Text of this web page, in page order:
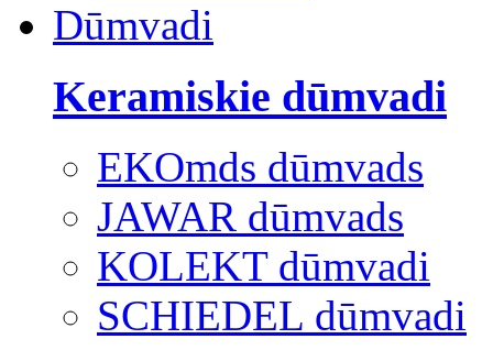
Dūmvadi
Keramiskie dūmvadi
EKOmds dūmvads
JAWAR dūmvads
KOLEKT dūmvadi
SCHIEDEL dūmvadi